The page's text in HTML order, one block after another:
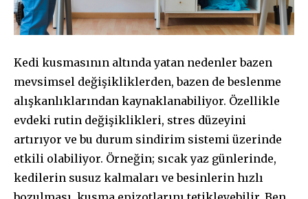
Kedi kusmasının altında yatan nedenler bazen
mevsimsel değişikliklerden, bazen de beslenme
alışkanlıklarından kaynaklanabiliyor. Özellikle
evdeki rutin değişiklikleri, stres düzeyini
artırıyor ve bu durum sindirim sistemi üzerinde
etkili olabiliyor. Örneğin; sıcak yaz günlerinde,
kedilerin susuz kalmaları ve besinlerin hızlı